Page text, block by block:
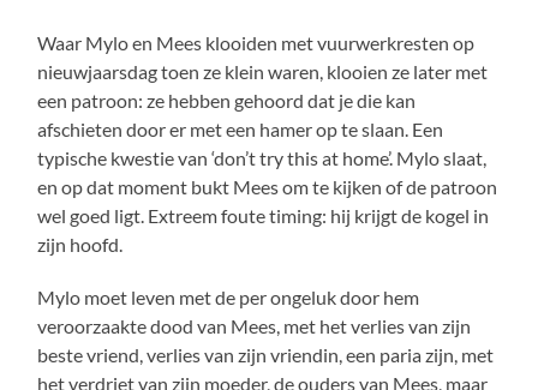
Waar Mylo en Mees klooiden met vuurwerkresten op
nieuwjaarsdag toen ze klein waren, klooien ze later met
een patroon: ze hebben gehoord dat je die kan
afschieten door er met een hamer op te slaan. Een
typische kwestie van ‘don’t try this at home’. Mylo slaat,
en op dat moment bukt Mees om te kijken of de patroon
wel goed ligt. Extreem foute timing: hij krijgt de kogel in
zijn hoofd.
Mylo moet leven met de per ongeluk door hem
veroorzaakte dood van Mees, met het verlies van zijn
beste vriend, verlies van zijn vriendin, een paria zijn, met
het verdriet van zijn moeder, de ouders van Mees, maar